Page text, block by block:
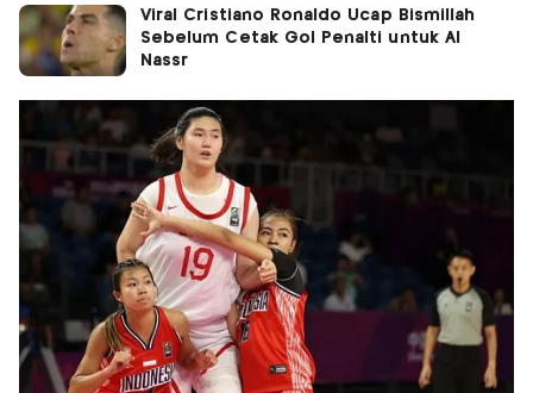
Viral Cristiano Ronaldo Ucap Bismillah
Sebelum Cetak Gol Penalti untuk Al
Nassr